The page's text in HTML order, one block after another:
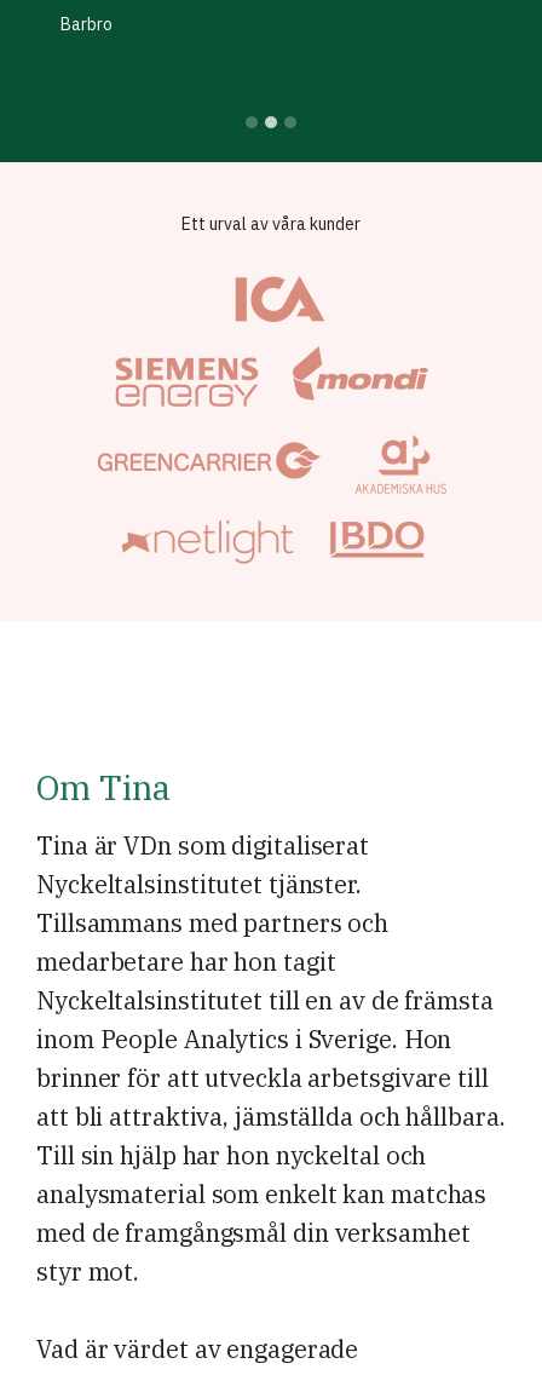
Barbro
Ett urval av våra kunder
Om Tina
Tina är VDn som digitaliserat
Nyckeltalsinstitutet tjänster.
Tillsammans med partners och
medarbetare har hon tagit
Nyckeltalsinstitutet till en av de främsta
inom People Analytics i Sverige. Hon
brinner för att utveckla arbetsgivare till
att bli attraktiva, jämställda och hållbara.
Till sin hjälp har hon nyckeltal och
analysmaterial som enkelt kan matchas
med de framgångsmål din verksamhet
styr mot.
Vad är värdet av engagerade